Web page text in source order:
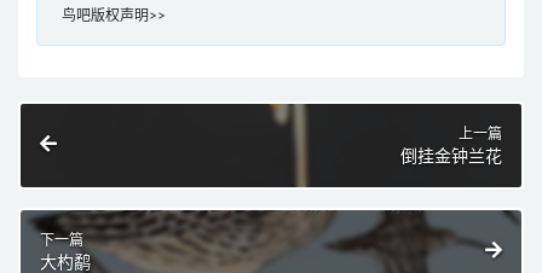
鸟吧版权声明>>
上一篇
倒挂金钟兰花
下一篇
大杓鹬